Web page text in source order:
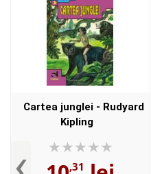
Cartea junglei - Rudyard
Kipling
,31